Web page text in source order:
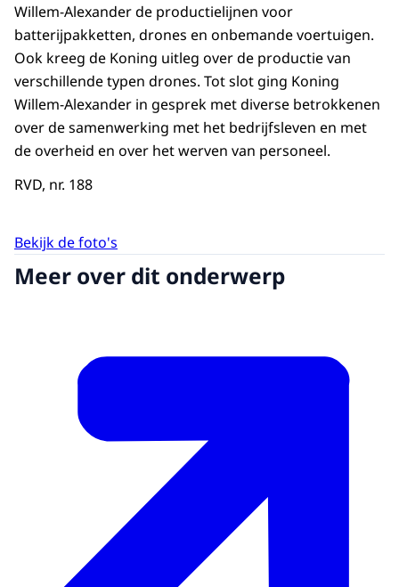
Willem-Alexander de productielijnen voor
batterijpakketten, drones en onbemande voertuigen.
Ook kreeg de Koning uitleg over de productie van
verschillende typen drones. Tot slot ging Koning
Willem-Alexander in gesprek met diverse betrokkenen
over de samenwerking met het bedrijfsleven en met
de overheid en over het werven van personeel.
RVD, nr. 188
Bekijk de foto's
Meer over dit onderwerp